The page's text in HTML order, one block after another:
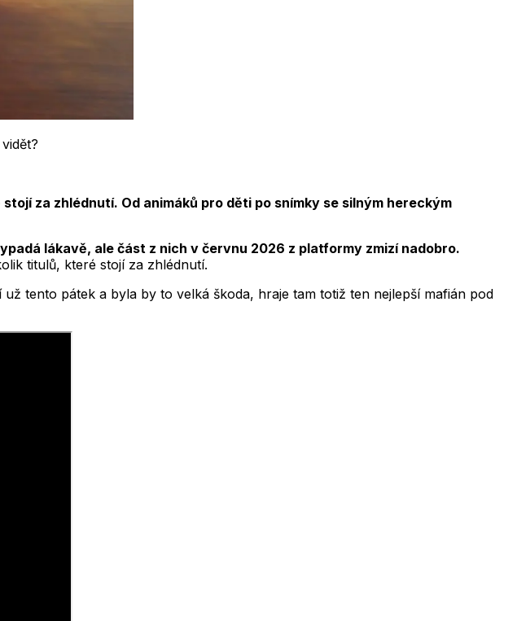
za zhlédnutí. Od animáků pro děti po snímky se silným hereckým
lákavě, ale část z nich v červnu 2026 z platformy zmizí nadobro.
titulů, které stojí za zhlédnutí.
tento pátek a byla by to velká škoda, hraje tam totiž ten nejlepší mafián pod